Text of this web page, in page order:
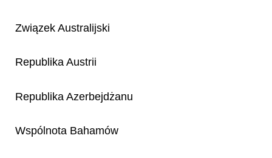
Związek Australijski
Republika Austrii
Republika Azerbejdżanu
Wspólnota Bahamów